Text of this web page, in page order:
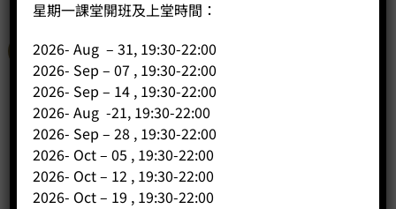
特價
星期一課堂開班及上堂時間：
2026- Aug – 31, 19:30-22:00
2026- Sep – 07 , 19:30-22:00
2026- Sep – 14 , 19:30-22:00
2026- Aug -21, 19:30-22:00
2026- Sep – 28 , 19:30-22:00
2026- Oct – 05 , 19:30-22:00
2026- Oct – 12 , 19:30-22:00
2026- Oct – 19 , 19:30-22:00